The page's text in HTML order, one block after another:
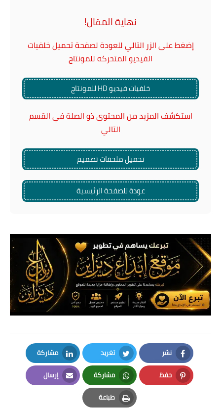
نهاية المقال!
إضغط على الزر التالي للعودة لصفحة تحميل خلفيات
الفيديو المتحركه للمونتاج
خلفيات فيديو HD للمونتاج
استكشف المزيد من المحتوى ذو الصلة في القسم
التالي
تحميل ملحقات تصميم
عودة للصفحة الرئيسية
نشر
Facebook
تغريد
Twitter
مشاركة
LinkedIn
حفظ
Pinterest
مشاركة
Whatsapp
إرسال
Email
طباعة